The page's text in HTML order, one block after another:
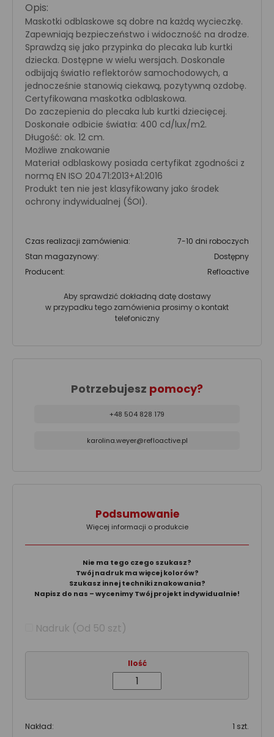
Opis:
Maskotki odblaskowe są dobre na każdą wycieczkę.
Zapewniają bezpieczeństwo i widoczność na drodze.
Sprawdzą się jako przypinka do plecaka lub kurtki
dziecka. Dostępne w wielu wersjach. Doskonale
odbijają światło reflektorów samochodowych, a
jednocześnie stanowią ciekawą, pozytywną ozdobę.
Certyfikowana maskotka odblaskowa.
Do zaczepienia do plecaka lub kurtki dziecięcej.
Doskonałe odbicie światła: 400 cd/lux/m2.
Długość: ok. 12 cm.
Możliwe znakowanie
Materiał odblaskowy posiada certyfikat zgodności z
normą EN ISO 20471:2013+A1:2016
Produkt ten nie jest klasyfikowany jako środek
ochrony indywidualnej (ŚOI).
Czas realizacji zamówienia:
7-10 dni roboczych
Stan magazynowy:
Dostępny
Producent:
Refloactive
Aby sprawdzić dokładną datę dostawy
w przypadku tego zamówienia prosimy o kontakt
telefoniczny
Potrzebujesz pomocy?
+48 504 828 179
karolina.weyer@refloactive.pl
Podsumowanie
Więcej informacji o produkcie
Nie ma tego czego szukasz?
Twój nadruk ma więcej kolorów?
Szukasz innej techniki znakowania?
Napisz do nas – wycenimy Twój projekt indywidualnie!
Nadruk (Od 50 szt)
Ilość
Nakład:
1 szt.